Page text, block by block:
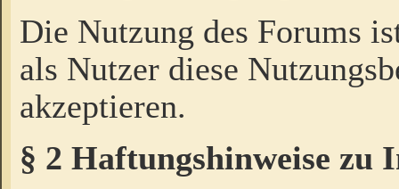
Die Nutzung des Forums
als Nutzer diese
akzeptieren.
§ 2 Haftungshinweise zu